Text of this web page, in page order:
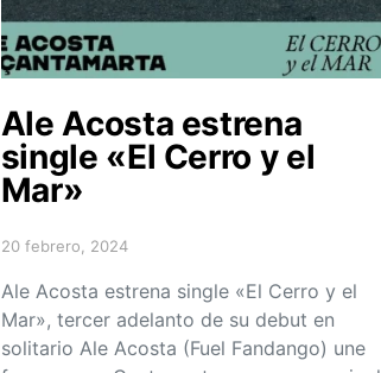
Ale Acosta estrena
single «El Cerro y el
Mar»
Posted on
20 febrero, 2024
Ale Acosta estrena single «El Cerro y el
Mar», tercer adelanto de su debut en
solitario Ale Acosta (Fuel Fandango) une